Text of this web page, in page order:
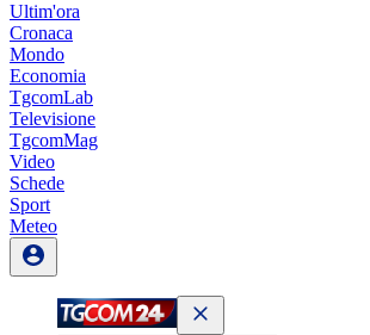
Ultim'ora
Cronaca
Mondo
Economia
TgcomLab
Televisione
TgcomMag
Video
Schede
Sport
Meteo